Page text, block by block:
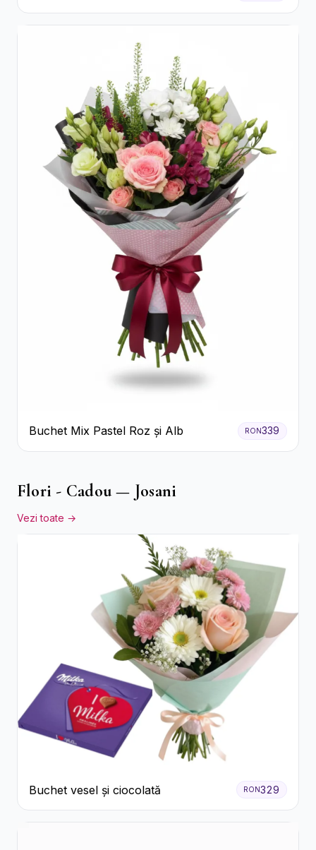
Sezon
Buchet Mix Pastel Roz și Alb RON339
Flori - Cadou — Josani
Vezi toate →
Buchet vesel și ciocolată RON329